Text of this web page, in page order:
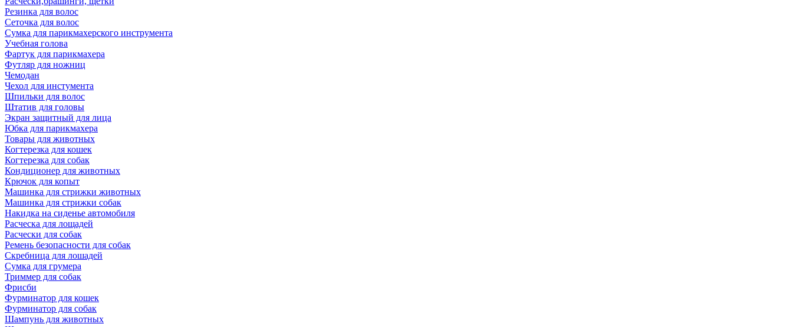
Резинка для волос
Сеточка для волос
Сумка для парикмахерского инструмента
Учебная голова
Фартук для парикмахера
Футляр для ножниц
Чемодан
Чехол для инстумента
Шпильки для волос
Штатив для головы
Экран защитный для лица
Юбка для парикмахера
Товары для животных
Когтерезка для кошек
Когтерезка для собак
Кондиционер для животных
Крючок для копыт
Машинка для стрижки животных
Машинка для стрижки собак
Накидка на сиденье автомобиля
Расческа для лощадей
Расчески для собак
Ремень безопасности для собак
Скребница для лошадей
Сумка для грумера
Триммер для собак
Фрисби
Фурминатор для кошек
Фурминатор для собак
Шампунь для животных